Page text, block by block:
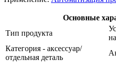
Основные
Тип продукта
Категория - аксессуар/
отдельная деталь